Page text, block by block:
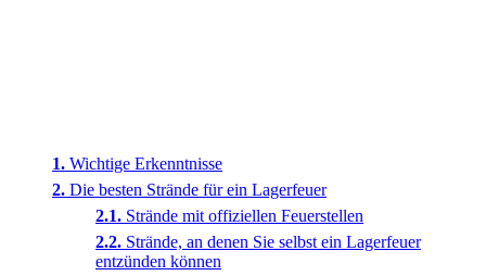
Wichtige Erkenntnisse
Die besten Strände für ein Lagerfeuer
Strände mit offiziellen Feuerstellen
Strände, an denen Sie selbst ein Lagerfeuer
entzünden können